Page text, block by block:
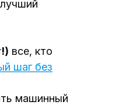
все, кто
шаг без
машинный